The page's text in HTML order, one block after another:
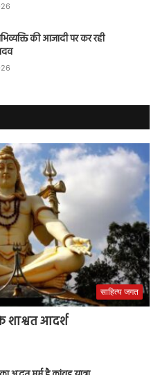
की आजादी पर कर रही
साहित्य जगत
शाश्वत आदर्श